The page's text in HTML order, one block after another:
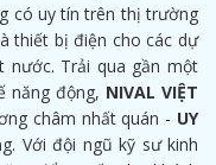
có uy tín trên thị trường
thiết bị điện cho các dự
nước. Trải qua gần một
năng động, NIVAL VIỆT
châm nhất quán - UY
Với đội ngũ kỹ sư kinh